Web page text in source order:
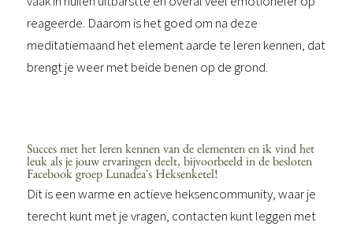
reageerde. Daarom is het goed om na deze
meditatiemaand het element aarde te leren kennen, dat
brengt je weer met beide benen op de grond.
Succes met het leren kennen van de elementen en ik vind het
leuk als je jouw ervaringen deelt, bijvoorbeeld in de besloten
Facebook groep Lunadea's Heksenketel!
Dit is een warme en actieve heksencommunity, waar je
terecht kunt met je vragen, contacten kunt leggen met